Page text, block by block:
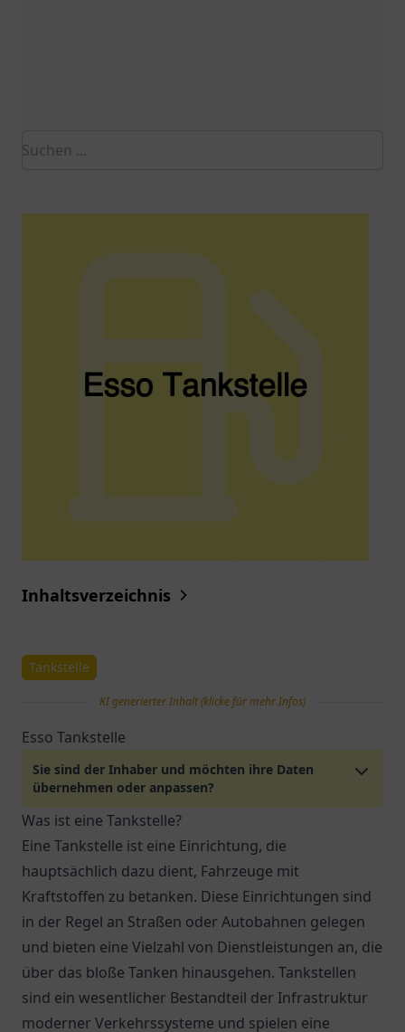
Inhaltsverzeichnis
Tankstelle
KI generierter Inhalt (klicke für mehr Infos)
Esso Tankstelle
Sie sind der Inhaber und möchten ihre Daten
übernehmen oder anpassen?
Was ist eine Tankstelle?
Eine Tankstelle ist eine Einrichtung, die
hauptsächlich dazu dient, Fahrzeuge mit
Kraftstoffen zu betanken. Diese Einrichtungen sind
in der Regel an Straßen oder Autobahnen gelegen
und bieten eine Vielzahl von Dienstleistungen an, die
über das bloße Tanken hinausgehen. Tankstellen
sind ein wesentlicher Bestandteil der Infrastruktur
moderner Verkehrssysteme und spielen eine